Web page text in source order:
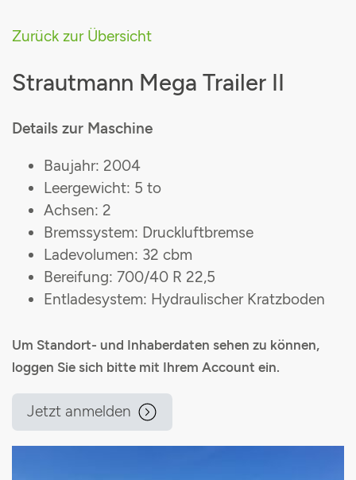
Zurück zur Übersicht
Strautmann Mega Trailer II
Details zur Maschine
Baujahr: 2004
Leergewicht: 5 to
Achsen: 2
Bremssystem: Druckluftbremse
Ladevolumen: 32 cbm
Bereifung: 700/40 R 22,5
Entladesystem: Hydraulischer Kratzboden
Um Standort- und Inhaberdaten sehen zu können,
loggen Sie sich bitte mit Ihrem Account ein.
Jetzt anmelden